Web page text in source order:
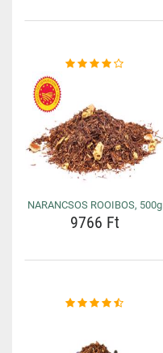
NARANCSOS ROOIBOS, 500g
9766 Ft